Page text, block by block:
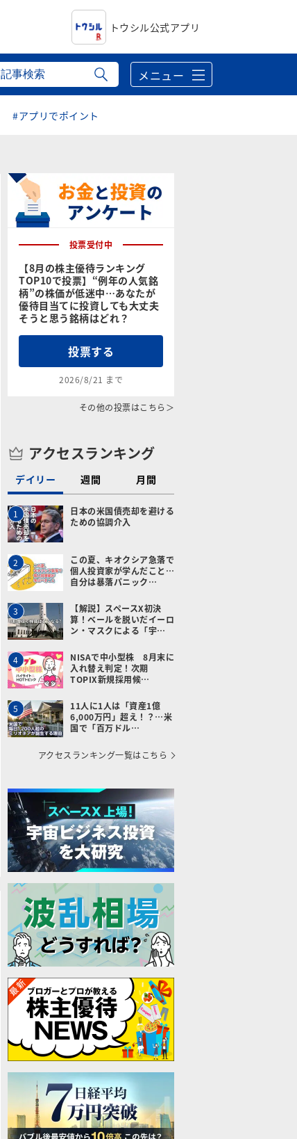
トウシル公式アプリ
メニュー
#アプリでポイント
投票受付中
【8月の株主優待ランキング
TOP10で投票】“例年の人気銘
柄”の株価が低迷中…あなたが
優待目当てに投資しても大丈夫
そうと思う銘柄はどれ？
投票する
2026/8/21 まで
その他の投票はこちら＞
アクセスランキング
デイリー 週間 月間
1
日本の米国債売却を避ける
ための協調介入
2
この夏、キオクシア急落で
個人投資家が学んだこと…
自分は暴落パニック…
3
【解説】スペースX初決
算！ベールを脱いだイーロ
ン・マスクによる「宇…
4
NISAで中小型株 8月末に
入れ替え判定！次期
TOPIX新規採用候…
5
11人に1人は「資産1億
6,000万円」超え！？…米
国で「百万ドル…
アクセスランキング一覧はこちら